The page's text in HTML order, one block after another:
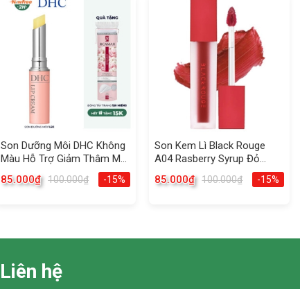
Son Dưỡng Môi DHC Không
Màu Hỗ Trợ Giảm Thâm Môi
100.000₫
85.000₫ -15%
Son Kem Lì Black Rouge
A04 Rasberry Syrup Đỏ
Cherry 4.5g
100.000₫
85.000₫ -15%
Liên hệ